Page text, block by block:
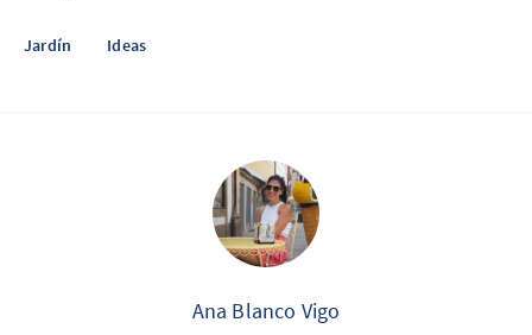
Jardín Ideas
Ana Blanco Vigo